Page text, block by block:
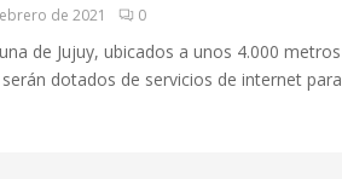
de 2021 0
de Jujuy, ubicados a unos 4.000 metros
dotados de servicios de internet para